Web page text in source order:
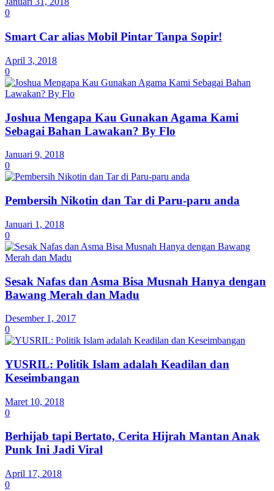
0
Smart Car alias Mobil Pintar Tanpa Sopir!
April 3, 2018
0
Joshua Mengapa Kau Gunakan Agama Kami
Sebagai Bahan Lawakan? By Flo
Januari 9, 2018
0
Pembersih Nikotin dan Tar di Paru-paru anda
Januari 1, 2018
0
Sesak Nafas dan Asma Bisa Musnah Hanya dengan
Bawang Merah dan Madu
Desember 1, 2017
0
YUSRIL: Politik Islam adalah Keadilan dan
Keseimbangan
Maret 10, 2018
0
Berhijab tapi Bertato, Cerita Hijrah Mantan Anak
Punk Ini Jadi Viral
April 17, 2018
0